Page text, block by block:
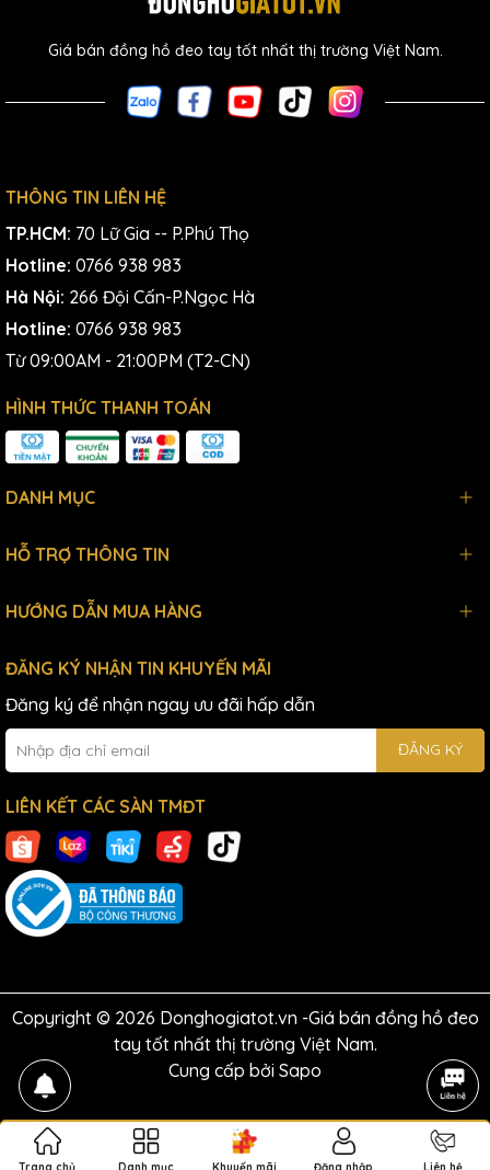
Giá bán đồng hồ đeo tay tốt nhất thị trường Việt Nam.
THÔNG TIN LIÊN HỆ
TP.HCM: 70 Lữ Gia -- P.Phú Thọ
Hotline: 0766 938 983
Hà Nội: 266 Đội Cấn-P.Ngọc Hà
Hotline: 0766 938 983
Từ 09:00AM - 21:00PM (T2-CN)
HÌNH THỨC THANH TOÁN
DANH MỤC
HỖ TRỢ THÔNG TIN
HƯỚNG DẪN MUA HÀNG
ĐĂNG KÝ NHẬN TIN KHUYẾN MÃI
Đăng ký để nhận ngay ưu đãi hấp dẫn
ĐĂNG KÝ
LIÊN KẾT CÁC SÀN TMĐT
Copyright © 2026 Donghogiatot.vn -Giá bán đồng hồ đeo
tay tốt nhất thị trường Việt Nam.
Cung cấp bởi Sapo